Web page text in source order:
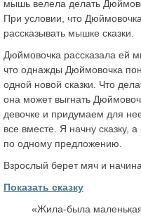
мышь велела делать
При условии, что
рассказывать мышке сказки.
Дюймовочка рассказала ей
что однажды Дюймовочка
одной новой сказки. Что
она может выгнать
девочке и придумаем для
все вместе. Я начну сказку,
по одному предложению.
Взрослый берет мяч и
Показать сказку
«Жила-была